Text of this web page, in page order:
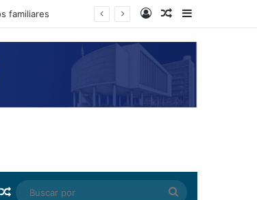
Log InRandom Article
Sidebar
Random Article
Buscar